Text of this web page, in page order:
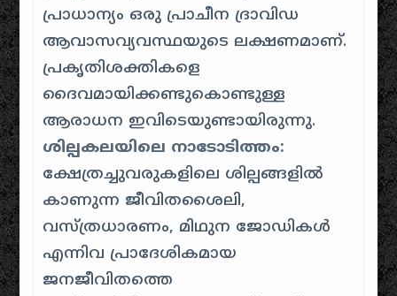
പ്രാധാന്യം ഒരു പ്രാചീന ദ്രാവിഡ
ആവാസവ്യവസ്ഥയുടെ ലക്ഷണമാണ്.
പ്രകൃതിശക്തികളെ
ദൈവമായിക്കണ്ടുകൊണ്ടുള്ള
ആരാധന ഇവിടെയുണ്ടായിരുന്നു.
ശില്പകലയിലെ നാടോടിത്തം:
ക്ഷേത്രച്ചുവരുകളിലെ ശില്പങ്ങളിൽ
കാണുന്ന ജീവിതശൈലി,
വസ്ത്രധാരണം, മിഥുന ജോഡികൾ
എന്നിവ പ്രാദേശികമായ
ജനജീവിതത്തെ